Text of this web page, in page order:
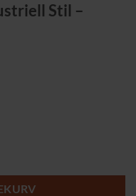
Stil –